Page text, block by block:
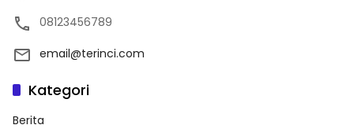
08123456789
email@terinci.com
Kategori
Berita